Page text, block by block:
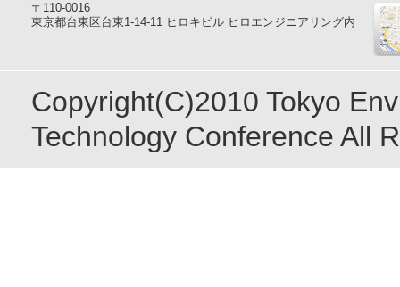
〒110-0016
東京都台東区台東1-14-11 ヒロキビル ヒロエンジニアリング内
Copyright(C)2010 Tokyo
Technology Conference All